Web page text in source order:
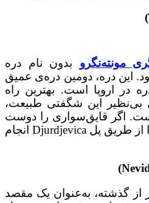
مونته‌نگرو بدون نام دره
این دره، دومین دره‌ی عمیق
در اروپا است. بهترین راه
بی‌نظیر این شگفتی طبیعت،
اگر قایق‌سواری را دوست
ندارید، می‌توانید این کار را از طریق پل Djurdjevica انجام
از گذشته، به‌عنوان یک مقصد